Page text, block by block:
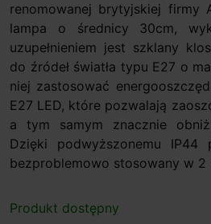
renomowanej brytyjskiej firmy
lampa o średnicy 30cm,
uzupełnieniem jest szklany
do źródeł światła typu E27 o
niej zastosować
E27 LED, które pozwalają
a tym samym znacznie
Dzięki podwyższonemu
bezproblemowo stosowany w 2
Produkt dostępny